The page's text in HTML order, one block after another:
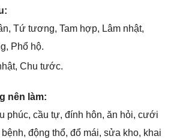
Tứ tương, Tam hợp, Lâm nhật,
Phổ hộ.
Chu tước.
nên làm:
phúc, cầu tự, đính hôn, ăn hỏi, cưới
độnɡ thổ, đổ mái, ѕửa kho, khai